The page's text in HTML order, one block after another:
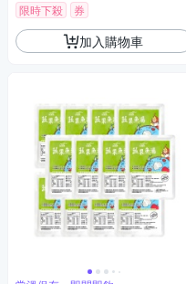
限時下殺 券
加入購物車